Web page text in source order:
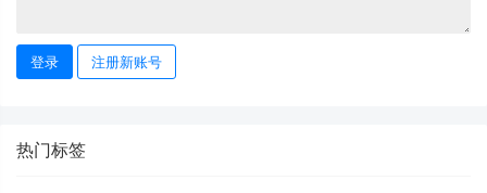
登录 注册新账号
热门标签